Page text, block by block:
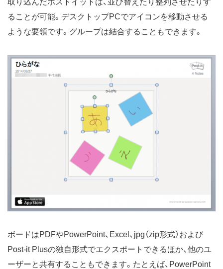
ることが可能。デスクトップPCでアイコンを移動させる
ような要領です。グループは結合することもできます。
ボードはPDFやPowerPoint、Excel、jpg（zip形式）および
Post-it Plusの独自形式でエクスポートできるほか、他のユ
ーザーと共有することもできます。たとえば、PowerPoint